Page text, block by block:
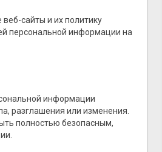
сайты и их политику
персональной информации на
информации
разглашения или изменения.
полностью безопасным,